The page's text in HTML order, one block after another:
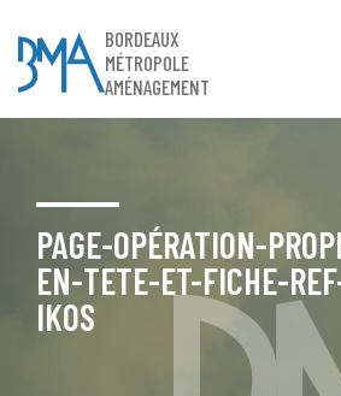
BORDEAUX
MÉTROPOLE
AMÉNAGEMENT
PAGE-OPÉRATION-
EN-TETE-ET-FICHE-
IKOS